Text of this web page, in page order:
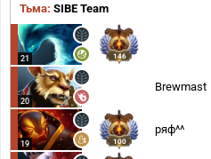
Тьма: SIBE Team
21 146
20
Brewmaster
19 100
ряф^^